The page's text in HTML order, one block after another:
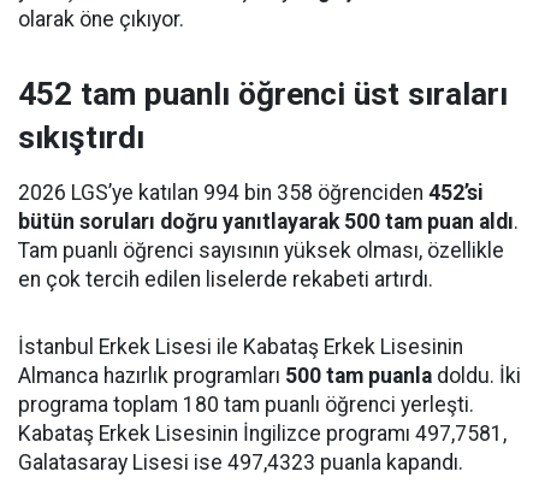
olarak öne çıkıyor.
452 tam puanlı öğrenci üst sıraları
sıkıştırdı
2026 LGS’ye katılan 994 bin 358 öğrenciden 452’si
bütün soruları doğru yanıtlayarak 500 tam puan aldı.
Tam puanlı öğrenci sayısının yüksek olması, özellikle
en çok tercih edilen liselerde rekabeti artırdı.
İstanbul Erkek Lisesi ile Kabataş Erkek Lisesinin
Almanca hazırlık programları 500 tam puanla doldu. İki
programa toplam 180 tam puanlı öğrenci yerleşti.
Kabataş Erkek Lisesinin İngilizce programı 497,7581,
Galatasaray Lisesi ise 497,4323 puanla kapandı.